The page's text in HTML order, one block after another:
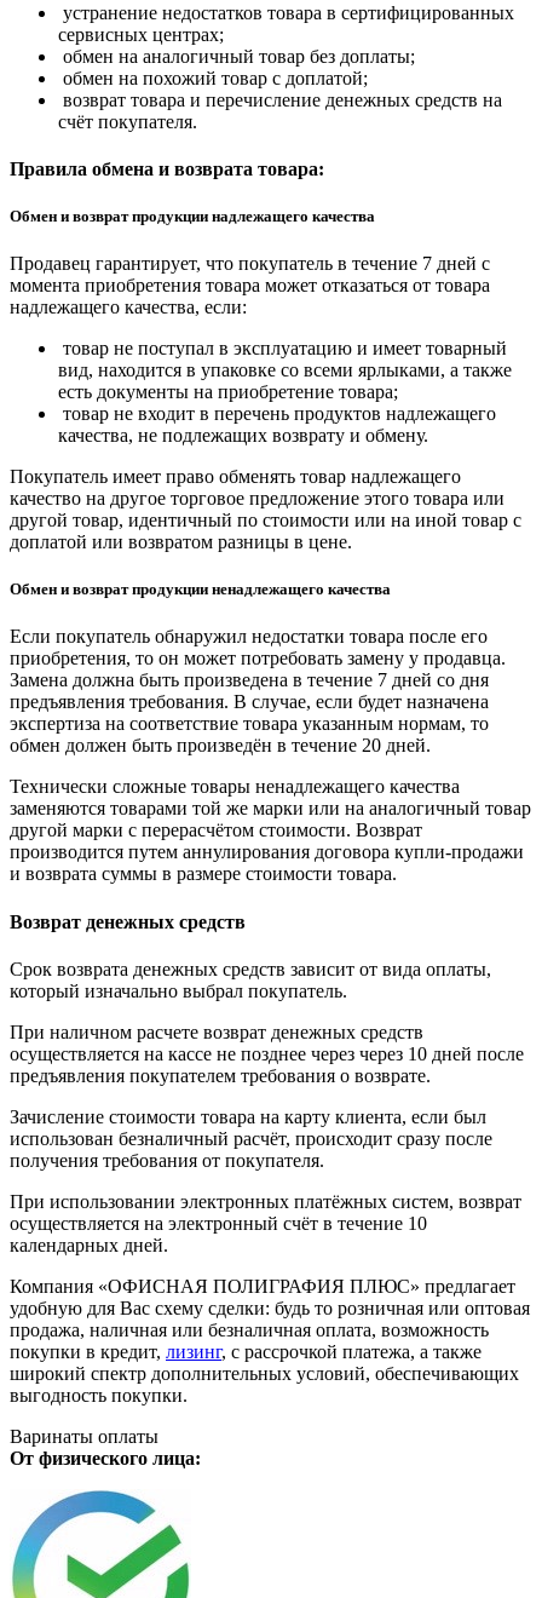
устранение недостатков товара в сертифицированных
сервисных центрах;
обмен на аналогичный товар без доплаты;
обмен на похожий товар с доплатой;
возврат товара и перечисление денежных средств на
счёт покупателя.
Правила обмена и возврата товара:
Обмен и возврат продукции надлежащего качества
Продавец гарантирует, что покупатель в течение 7 дней с
момента приобретения товара может отказаться от товара
надлежащего качества, если:
товар не поступал в эксплуатацию и имеет товарный
вид, находится в упаковке со всеми ярлыками, а также
есть документы на приобретение товара;
товар не входит в перечень продуктов надлежащего
качества, не подлежащих возврату и обмену.
Покупатель имеет право обменять товар надлежащего
качество на другое торговое предложение этого товара или
другой товар, идентичный по стоимости или на иной товар с
доплатой или возвратом разницы в цене.
Обмен и возврат продукции ненадлежащего качества
Если покупатель обнаружил недостатки товара после его
приобретения, то он может потребовать замену у продавца.
Замена должна быть произведена в течение 7 дней со дня
предъявления требования. В случае, если будет назначена
экспертиза на соответствие товара указанным нормам, то
обмен должен быть произведён в течение 20 дней.
Технически сложные товары ненадлежащего качества
заменяются товарами той же марки или на аналогичный товар
другой марки с перерасчётом стоимости. Возврат
производится путем аннулирования договора купли-продажи
и возврата суммы в размере стоимости товара.
Возврат денежных средств
Срок возврата денежных средств зависит от вида оплаты,
который изначально выбрал покупатель.
При наличном расчете возврат денежных средств
осуществляется на кассе не позднее через через 10 дней после
предъявления покупателем требования о возврате.
Зачисление стоимости товара на карту клиента, если был
использован безналичный расчёт, происходит сразу после
получения требования от покупателя.
При использовании электронных платёжных систем, возврат
осуществляется на электронный счёт в течение 10
календарных дней.
Компания «ОФИСНАЯ ПОЛИГРАФИЯ ПЛЮС» предлагает
удобную для Вас схему сделки: будь то розничная или оптовая
продажа, наличная или безналичная оплата, возможность
покупки в кредит, лизинг, с рассрочкой платежа, а также
широкий спектр дополнительных условий, обеспечивающих
выгодность покупки.
Варинаты оплаты
От физического лица: